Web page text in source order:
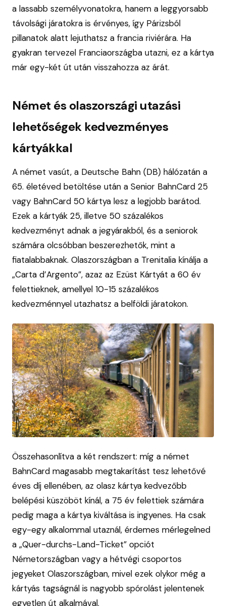
a lassabb személyvonatokra, hanem a leggyorsabb
távolsági járatokra is érvényes, így Párizsból
pillanatok alatt lejuthatsz a francia riviérára. Ha
gyakran tervezel Franciaországba utazni, ez a kártya
már egy-két út után visszahozza az árát.
Német és olaszországi utazási
lehetőségek kedvezményes
kártyákkal
A német vasút, a Deutsche Bahn (DB) hálózatán a
65. életéved betöltése után a Senior BahnCard 25
vagy BahnCard 50 kártya lesz a legjobb barátod.
Ezek a kártyák 25, illetve 50 százalékos
kedvezményt adnak a jegyárakból, és a seniorok
számára olcsóbban beszerezhetők, mint a
fiatalabbaknak. Olaszországban a Trenitalia kínálja a
„Carta d’Argento”, azaz az Ezüst Kártyát a 60 év
felettieknek, amellyel 10-15 százalékos
kedvezménnyel utazhatsz a belföldi járatokon.
Összehasonlítva a két rendszert: míg a német
BahnCard magasabb megtakarítást tesz lehetővé
éves díj ellenében, az olasz kártya kedvezőbb
belépési küszöböt kínál, a 75 év felettiek számára
pedig maga a kártya kiváltása is ingyenes. Ha csak
egy-egy alkalommal utaznál, érdemes mérlegelned
a „Quer-durchs-Land-Ticket” opciót
Németországban vagy a hétvégi csoportos
jegyeket Olaszországban, mivel ezek olykor még a
kártyás tagságnál is nagyobb spórolást jelentenek
egyetlen út alkalmával.